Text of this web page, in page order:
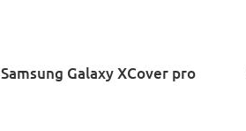
Samsung Galaxy XCover pro